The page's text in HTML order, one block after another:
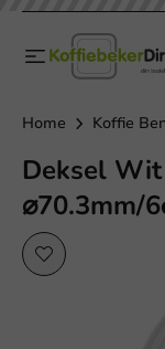
Home Koffie
Deksel
⌀70.3mm/